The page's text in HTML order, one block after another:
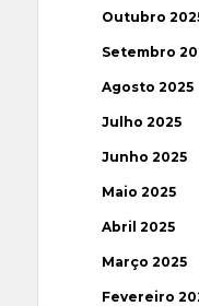
Outubro
Setembro
Agosto 2025
Julho 2025
Junho 2025
Maio 2025
Abril 2025
Março 2025
Fevereiro